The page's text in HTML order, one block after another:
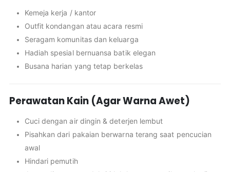
Kemeja kerja / kantor
Outfit kondangan atau acara resmi
Seragam komunitas dan keluarga
Hadiah spesial bernuansa batik elegan
Busana harian yang tetap berkelas
Perawatan Kain (Agar Warna Awet)
Cuci dengan air dingin & deterjen lembut
Pisahkan dari pakaian berwarna terang saat pencucian
awal
Hindari pemutih